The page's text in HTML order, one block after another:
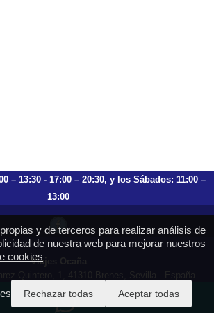
y de terceros para realizar análisis de
de nuestra web para mejorar nuestros
cookies
Rechazar todas Aceptar todas
– 13:30 - 17:00 – 20:30, y los Sábados: 11:00 –
13:00
Viajes Ocaña
T.: 659 753 504 954 797 472